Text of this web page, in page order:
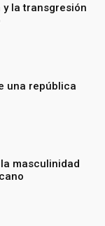
y la transgresión
una república
masculinidad